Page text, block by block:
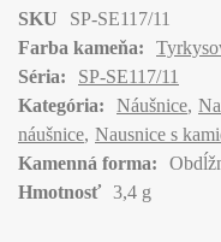
SKU
SP-SE117/11
Farba kameňa:
Séria:
SP-SE117/11
Kategória:
Náušnice
náušnice Nausnice s
Kamenná forma:
Hmotnosť 3,4 g